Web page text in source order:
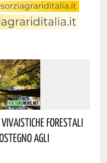
Vivaistiche Forestali
Agli